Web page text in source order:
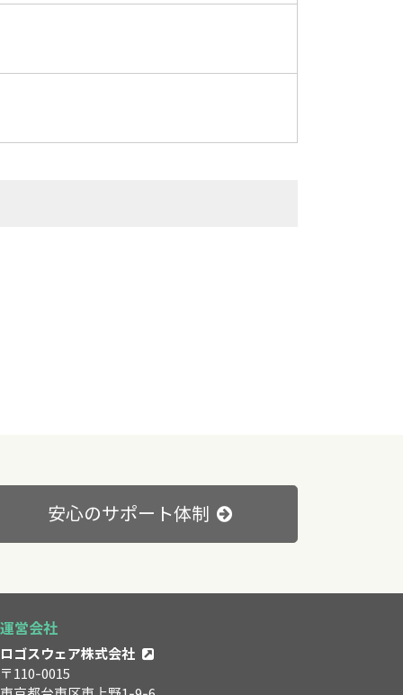
安心のサポート体制
運営会社
ロゴスウェア株式会社
〒110-0015